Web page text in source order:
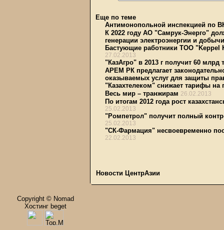
Еще по теме
Антимонопольной инспекцией по
К 2022 году АО "Самрук-Энерго"
генерации электроэнергии и
Бастующие работники ТОО "Keppel
27.02.2013
"КазАгро" в 2013 г получит 60
АРЕМ РК предлагает
оказываемых услуг для защиты
"Казахтелеком" снижает тарифы на
Весь мир – транжирам 26.02.2013
По итогам 2012 года рост
25.02.2013
"Ромпетрол" получит полный
25.02.2013
"СК-Фармация" несвоевременно
22.02.2013
Новости ЦентрАзии
Copyright © Nomad
Хостинг beget